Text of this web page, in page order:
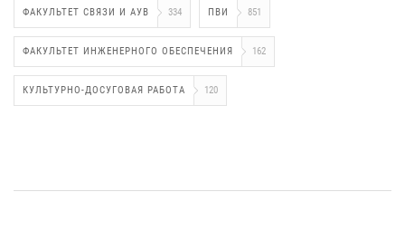
ФАКУЛЬТЕТ СВЯЗИ И АУВ 334 ПВИ 851
ФАКУЛЬТЕТ ИНЖЕНЕРНОГО ОБЕСПЕЧЕНИЯ 162
КУЛЬТУРНО-ДОСУГОВАЯ РАБОТА 120